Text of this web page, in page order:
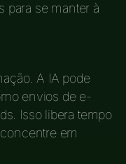
para se manter à
A IA pode
envios de e-
Isso libera tempo
em